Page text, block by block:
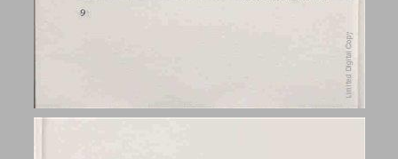
1: מבוא ... 9